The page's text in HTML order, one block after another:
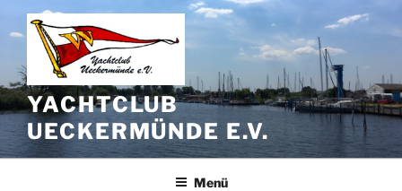
Zum
Inhalt
springen
YACHTCLUB
UECKERMÜNDE E.V.
Menü